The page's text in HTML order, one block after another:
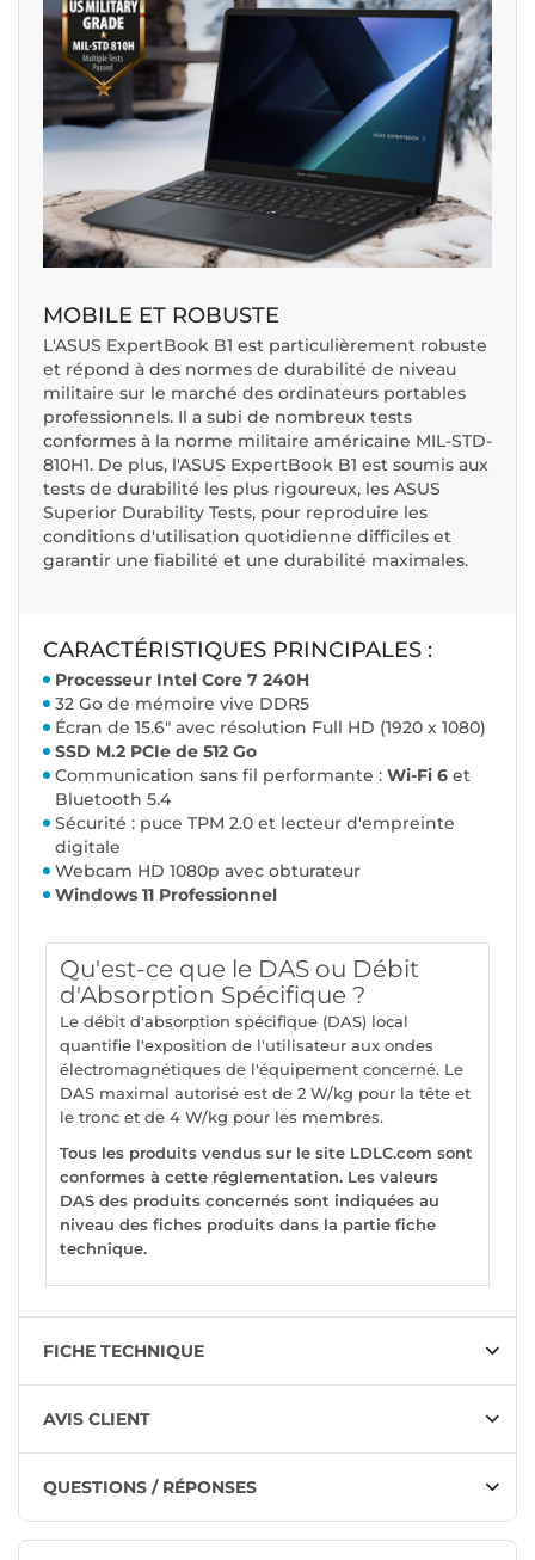
MOBILE ET ROBUSTE
L'ASUS ExpertBook B1 est particulièrement robuste
et répond à des normes de durabilité de niveau
militaire sur le marché des ordinateurs portables
professionnels. Il a subi de nombreux tests
conformes à la norme militaire américaine MIL-STD-
810H1. De plus, l'ASUS ExpertBook B1 est soumis aux
tests de durabilité les plus rigoureux, les ASUS
Superior Durability Tests, pour reproduire les
conditions d'utilisation quotidienne difficiles et
garantir une fiabilité et une durabilité maximales.
CARACTÉRISTIQUES PRINCIPALES :
Processeur Intel Core 7 240H
32 Go de mémoire vive DDR5
Écran de 15.6" avec résolution Full HD (1920 x 1080)
SSD M.2 PCIe de 512 Go
Communication sans fil performante : Wi-Fi 6 et
Bluetooth 5.4
Sécurité : puce TPM 2.0 et lecteur d'empreinte
digitale
Webcam HD 1080p avec obturateur
Windows 11 Professionnel
Qu'est-ce que le DAS ou Débit
d'Absorption Spécifique ?
Le débit d'absorption spécifique (DAS) local
quantifie l'exposition de l'utilisateur aux ondes
électromagnétiques de l'équipement concerné. Le
DAS maximal autorisé est de 2 W/kg pour la tête et
le tronc et de 4 W/kg pour les membres.
Tous les produits vendus sur le site LDLC.com sont
conformes à cette réglementation. Les valeurs
DAS des produits concernés sont indiquées au
niveau des fiches produits dans la partie fiche
technique.
FICHE TECHNIQUE
AVIS CLIENT
QUESTIONS / RÉPONSES